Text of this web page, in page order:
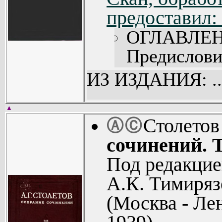
I.
Обзор
Общая
ее
случаю
Речь
ИЗ ИЗДАНИЯ:
▲
ⒶⒸ
сочинений.
Под
А.К.
(Москва -